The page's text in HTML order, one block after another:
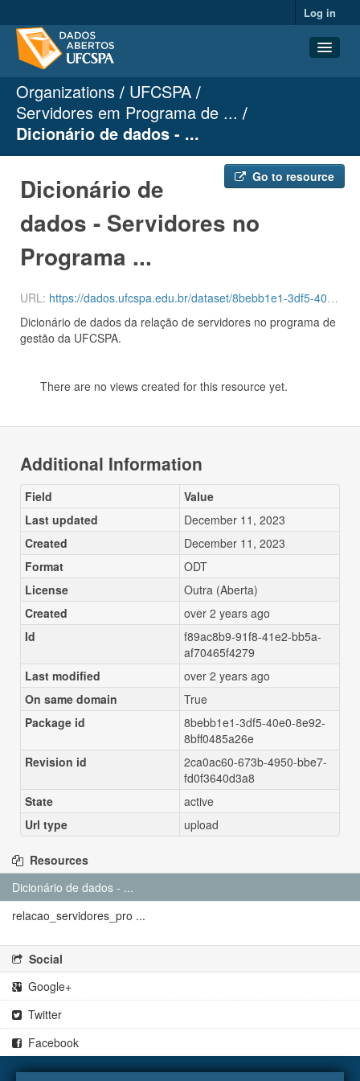
Log in
Datasets
Organizations
Organizations
UFCSPA
Servidores em Programa de ...
Dicionário de dados - ...
Go to resource
Dicionário de
dados - Servidores no
Programa ...
URL: https://dados.ufcspa.edu.br/dataset/8bebb1e1-3df5-40e0-8e92-8bff0485a26e/resource/f89ac8b9-91f8-41e2-bb5a-af70465f4279/download/dicionario_de_dados_servidores_programa_gestao.docx
Dicionário de dados da relação de servidores no programa de
gestão da UFCSPA.
There are no views created for this resource yet.
Additional Information
Field
Value
Last updated
December 11, 2023
Created
December 11, 2023
Format
ODT
License
Outra (Aberta)
Created
over 2 years ago
Id
f89ac8b9-91f8-41e2-bb5a-
af70465f4279
Last modified
over 2 years ago
On same domain
True
Package id
8bebb1e1-3df5-40e0-8e92-
8bff0485a26e
Revision id
2ca0ac60-673b-4950-bbe7-
fd0f3640d3a8
State
active
Url type
upload
Resources
Dicionário de dados - ...
relacao_servidores_pro ...
Social
Google+
Twitter
Facebook